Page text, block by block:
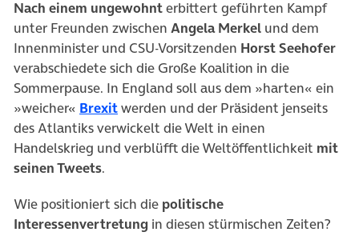
Nach einem ungewohnterbittert geführten Kampf
unter Freunden zwischen Angela Merkel und dem
Innenminister und CSU-Vorsitzenden Horst Seehofer
verabschiedete sich die Große Koalition in die
Sommerpause. In England soll aus dem »harten« ein
»weicher« Brexitwerden und der Präsident jenseits
des Atlantiks verwickelt die Welt in einen
Handelskrieg und verblüfft die Weltöffentlichkeit mit
seinen Tweets.
Wie positioniert sich die politische
Interessenvertretung in diesen stürmischen Zeiten?